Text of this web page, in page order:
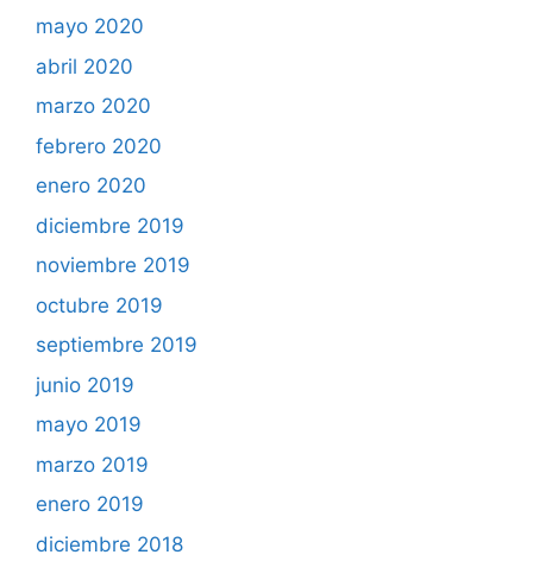
mayo 2020
abril 2020
marzo 2020
febrero 2020
enero 2020
diciembre 2019
noviembre 2019
octubre 2019
septiembre 2019
junio 2019
mayo 2019
marzo 2019
enero 2019
diciembre 2018